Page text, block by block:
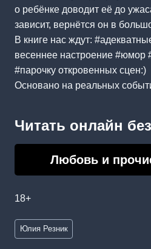
о ребёнке доводит её до
зависит, вернётся он в
В книге нас ждут:
весеннее настроение #юмор
#парочку откровенных сцен:)
Основано на реальных
Читать онлайн
Любовь и
18+
Метки
записи:
Юлия Резник